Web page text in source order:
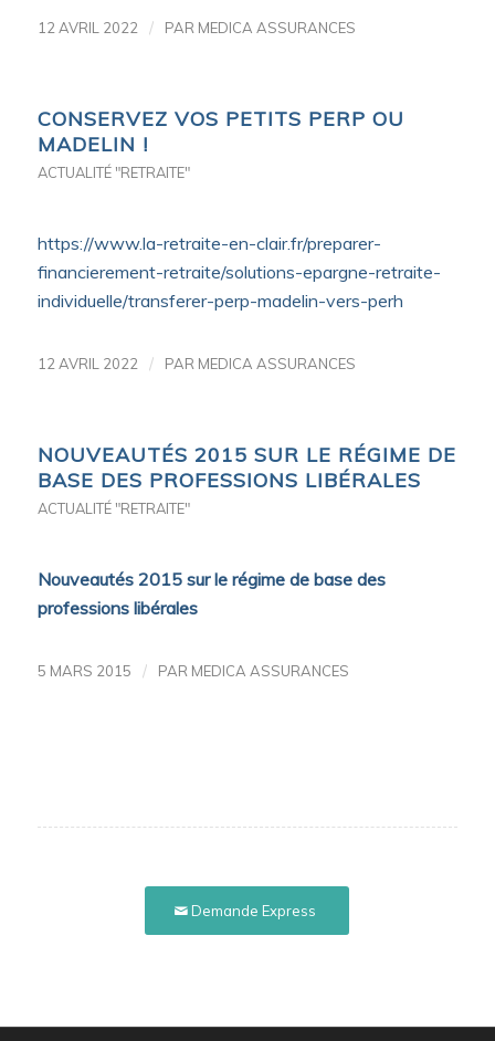
12 AVRIL 2022 / PAR MEDICA ASSURANCES
CONSERVEZ VOS PETITS PERP OU
MADELIN !
ACTUALITÉ "RETRAITE"
https://www.la-retraite-en-clair.fr/preparer-
financierement-retraite/solutions-epargne-retraite-
individuelle/transferer-perp-madelin-vers-perh
12 AVRIL 2022 / PAR MEDICA ASSURANCES
NOUVEAUTÉS 2015 SUR LE RÉGIME DE
BASE DES PROFESSIONS LIBÉRALES
ACTUALITÉ "RETRAITE"
Nouveautés 2015 sur le régime de base des
professions libérales
5 MARS 2015 / PAR MEDICA ASSURANCES
Demande Express